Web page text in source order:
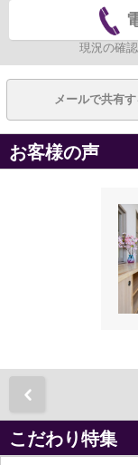
現況の確
メールで共有す
お客様の声
こだわり特集